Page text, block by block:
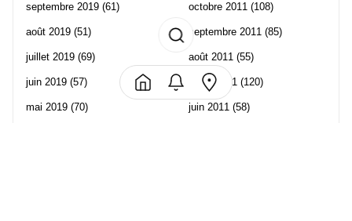
septembre 2019 (61)
août 2019 (51)
juillet 2019 (69)
juin 2019 (57)
mai 2019 (70)
octobre 2011 (108)
septembre 2011 (85)
août 2011 (55)
juillet 2011 (120)
juin 2011 (58)